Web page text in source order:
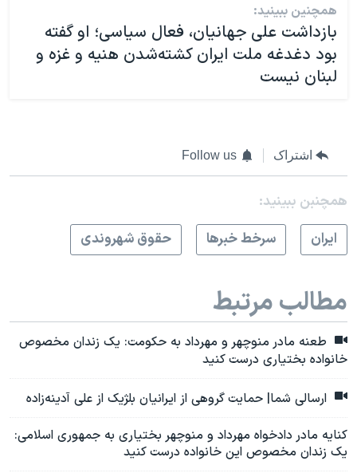
همچنین ببینید:
بازداشت علی جهانیان، فعال سیاسی؛ او گفته
بود دغدغه ملت ایران کشته‌شدن هنیه و غزه و
لبنان نیست
اشتراک Follow us
همچنبن ببینید:
ايران
سرخط خبرها حقوق شهروندی
مطالب مرتبط
طعنه مادر منوچهر و مهرداد به حکومت: یک زندان مخصوص
خانواده بختیاری درست کنید
ارسالی شما| حمایت گروهی از ایرانیان بلژیک از علی آدینه‌زاده
کنایه مادر دادخواه مهرداد و منوچهر بختیاری به جمهوری اسلامی:
یک زندان مخصوص این خانواده درست کنید